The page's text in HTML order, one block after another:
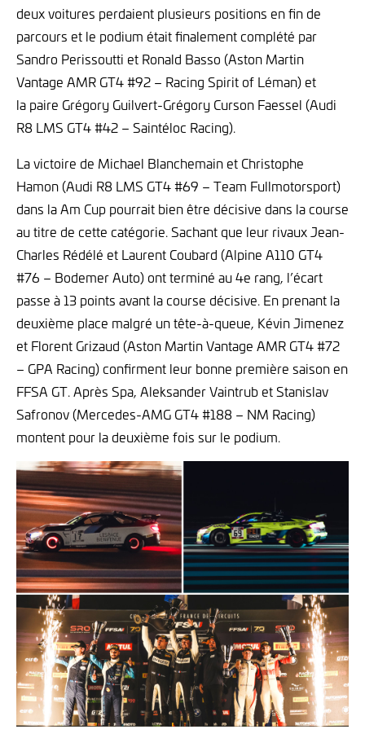
deux voitures perdaient plusieurs positions en fin de
parcours et le podium était finalement complété par
Sandro Perissoutti et Ronald Basso (Aston Martin
Vantage AMR GT4 #92 – Racing Spirit of Léman) et
la paire Grégory Guilvert-Grégory Curson Faessel (Audi
R8 LMS GT4 #42 – Saintéloc Racing).
La victoire de Michael Blanchemain et Christophe
Hamon (Audi R8 LMS GT4 #69 – Team Fullmotorsport)
dans la Am Cup pourrait bien être décisive dans la course
au titre de cette catégorie. Sachant que leur rivaux Jean-
Charles Rédélé et Laurent Coubard (Alpine A110 GT4
#76 – Bodemer Auto) ont terminé au 4e rang, l’écart
passe à 13 points avant la course décisive. En prenant la
deuxième place malgré un tête-à-queue, Kévin Jimenez
et Florent Grizaud (Aston Martin Vantage AMR GT4 #72
– GPA Racing) confirment leur bonne première saison en
FFSA GT. Après Spa, Aleksander Vaintrub et Stanislav
Safronov (Mercedes-AMG GT4 #188 – NM Racing)
montent pour la deuxième fois sur le podium.